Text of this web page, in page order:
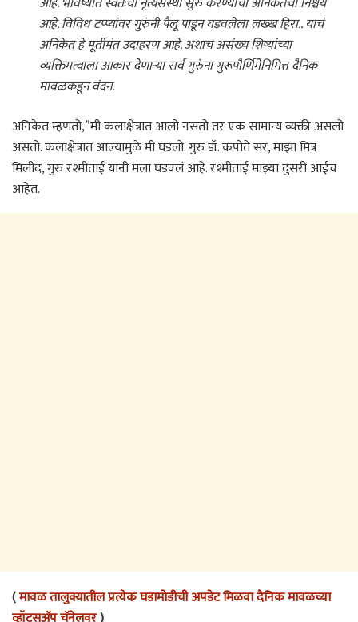
आहे. विविध टप्प्यांवर गुरुंनी पैलू पाडून घडवलेला लख्ख हिरा.. याचं
अनिकेत हे मूर्तीमंत उदाहरण आहे. अशाच असंख्य शिष्यांच्या
व्यक्तिमत्वाला आकार देणाऱ्या सर्व गुरुंना गुरूपौर्णिमेनिमित्त दैनिक
मावळकडून वंदन.
अनिकेत म्हणतो,”मी कलाक्षेत्रात आलो नसतो तर एक सामान्य व्यक्ती असलो
असतो. कलाक्षेत्रात आल्यामुळे मी घडलो. गुरु डॉ. कपोते सर, माझा मित्र
मिलींद, गुरु रश्मीताई यांनी मला घडवलं आहे. रश्मीताई माझ्या दुसरी आईच
आहेत.
(मावळ तालुक्यातील प्रत्येक घडामोडीची अपडेट मिळवा दैनिक मावळच्या